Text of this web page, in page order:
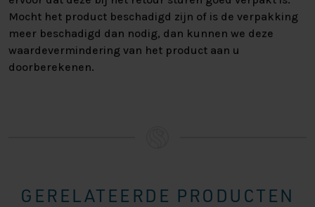
Mocht het product beschadigd zijn of is de verpakking
meer beschadigd dan nodig, dan kunnen we deze
waardevermindering van het product aan u
doorberekenen.
GERELATEERDE PRODUCTEN